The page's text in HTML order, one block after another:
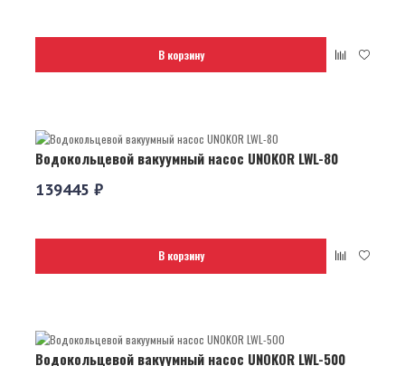
В корзину
Водокольцевой вакуумный насос UNOKOR LWL-80
139445 ₽
В корзину
Водокольцевой вакуумный насос UNOKOR LWL-500